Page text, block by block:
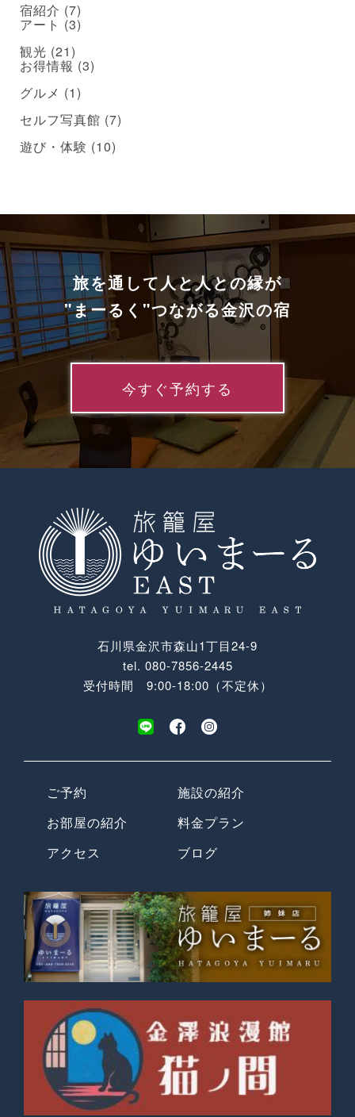
宿紹介 (7)
アート (3)
観光 (21)
お得情報 (3)
グルメ (1)
セルフ写真館 (7)
遊び・体験 (10)
旅を通して人と人との縁が
"まーるく"つながる金沢の宿
今すぐ予約する
石川県金沢市森山1丁目24-9
tel. 080-7856-2445
受付時間 9:00-18:00（不定休）
ご予約
施設の紹介
お部屋の紹介
料金プラン
アクセス
ブログ